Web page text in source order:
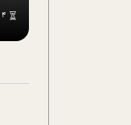
4 دقیقه مطالعه